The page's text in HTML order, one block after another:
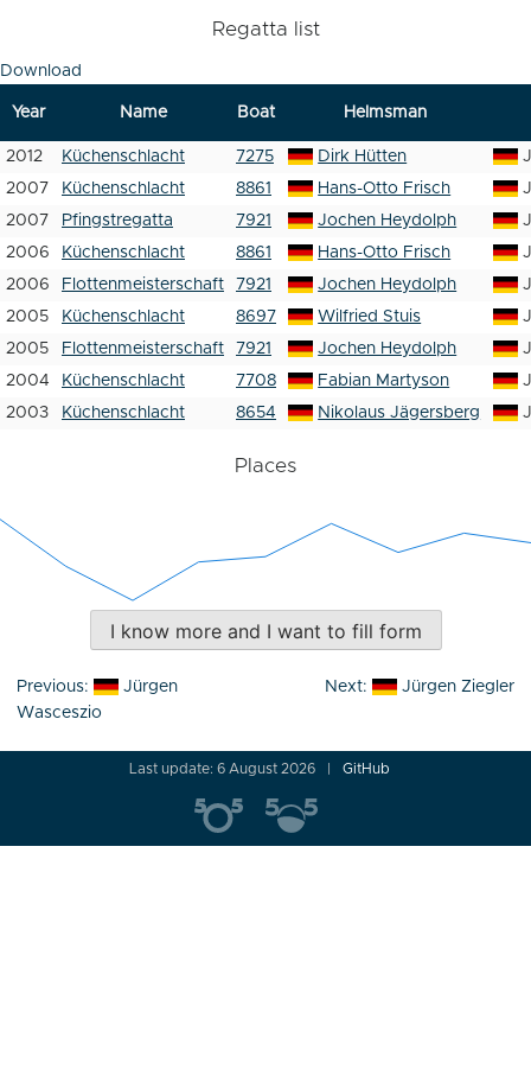
Regatta list
Download
Year Name Boat Helmsman
2012 Küchenschlacht 7275 Dirk Hütten
2007
Küchenschlacht 8861 Hans-Otto Frisch
2007
Pfingstregatta 7921 Jochen Heydolph
2006
Küchenschlacht 8861 Hans-Otto Frisch
2006
Flottenmeisterschaft 7921 Jochen Heydolph
2005
Küchenschlacht 8697 Wilfried Stuis
2005
Flottenmeisterschaft 7921 Jochen Heydolph
2004
Küchenschlacht 7708 Fabian Martyson
2003
Küchenschlacht 8654 Nikolaus Jägersberg
Places
I know more and I want to fill form
Post
navigation
Previous:
Jürgen
Wasceszio
Next: Jürgen Ziegler
Last update: 6 August 2026 GitHub